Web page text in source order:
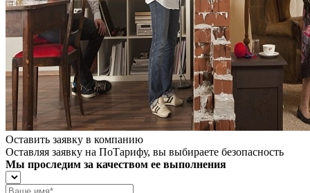
Оставить заявку в компанию
Оставляя заявку на ПоТарифу, вы выбираете безопасность
Мы проследим за качеством ее выполнения